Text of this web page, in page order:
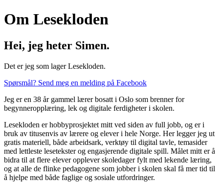
Om Lesekloden
Hei, jeg heter Simen.
Det er jeg som lager Lesekloden.
Spørsmål? Send meg en melding på Facebook
Jeg er en 38 år gammel lærer bosatt i Oslo som brenner for
begynneropplæring, lek og digitale ferdigheter i skolen.
Lesekloden er hobbyprosjektet mitt ved siden av full jobb, og er i
bruk av titusenvis av lærere og elever i hele Norge. Her legger jeg ut
gratis materiell, både arbeidsark, verktøy til digital tavle, temasider
med lettleste lesetekster og engasjerende digitale spill. Målet mitt er å
bidra til at flere elever opplever skoledager fylt med lekende læring,
og at alle de flinke pedagogene som jobber i skolen skal få mer tid til
å hjelpe med både faglige og sosiale utfordringer.